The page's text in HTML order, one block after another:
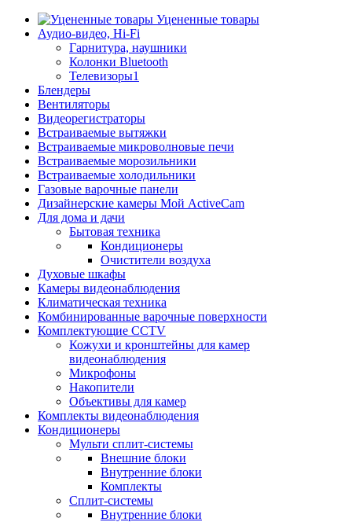
Уцененные товары
Аудио-видео, Hi-Fi
Гарнитура, наушники
Колонки Bluetooth
Телевизоры1
Блендеры
Вентиляторы
Видеорегистраторы
Встраиваемые вытяжки
Встраиваемые микроволновые печи
Встраиваемые морозильники
Встраиваемые холодильники
Газовые варочные панели
Дизайнерские камеры Мой ActiveCam
Для дома и дачи
Бытовая техника
Кондиционеры
Очистители воздуха
Духовые шкафы
Камеры видеонаблюдения
Климатическая техника
Комбинированные варочные поверхности
Комплектующие CCTV
Кожухи и кронштейны для камер
видеонаблюдения
Микрофоны
Накопители
Объективы для камер
Комплекты видеонаблюдения
Кондиционеры
Мульти сплит-системы
Внешние блоки
Внутренние блоки
Комплекты
Сплит-системы
Внутренние блоки